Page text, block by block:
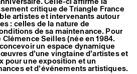
critique de Triangle France
artistes et intervenants autour
: celles de la nature de
de sa maintenance. Pour
Clémence Seilles (née en 1984.
un espace dynamique
d’une vingtaine d’artistes et
pour une exposition et un
et d’événements artistiques.